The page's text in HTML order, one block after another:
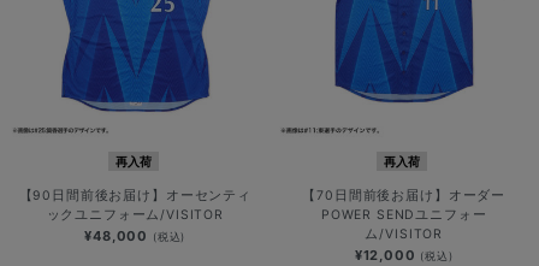
再入荷
【90日間前後お届け】オーセンティ
ックユニフォーム/VISITOR
¥48,000 (税込)
再入荷
【70日間前後お届け】オーダー
POWER SENDユニフォー
ム/VISITOR
¥12,000 (税込)